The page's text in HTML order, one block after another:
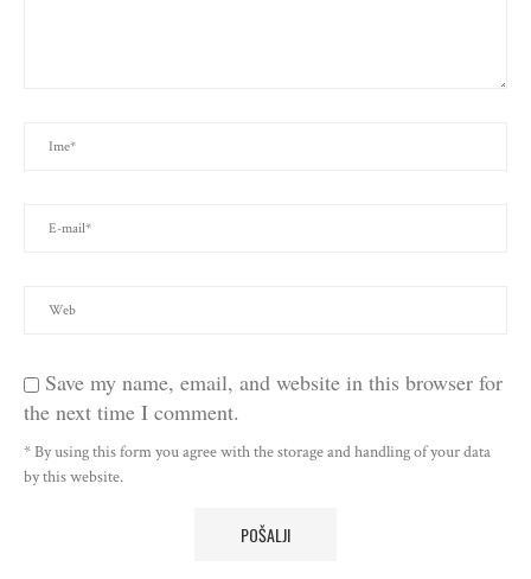
Save my name, email, and website in this browser for
the next time I comment.
* By using this form you agree with the storage and handling of your data
by this website.